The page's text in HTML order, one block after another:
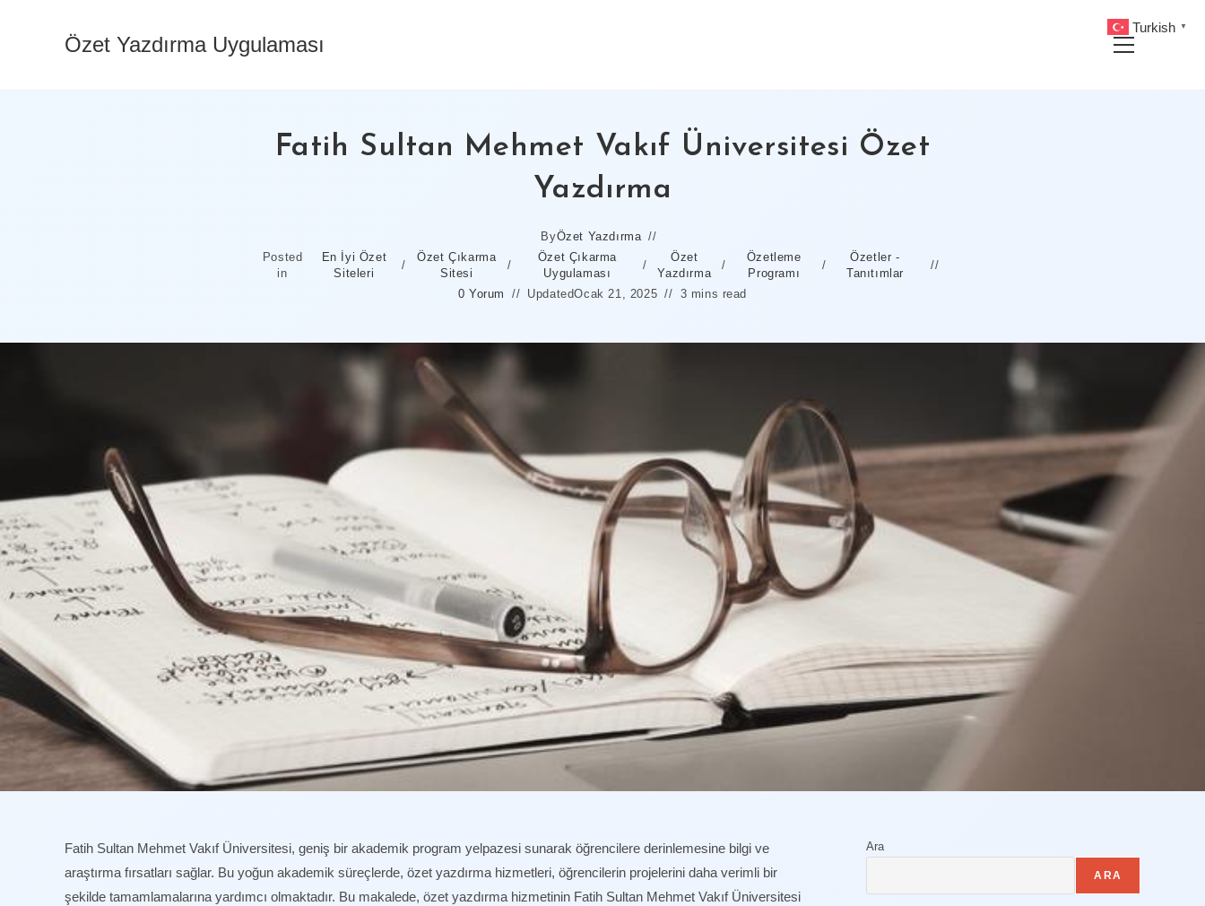
Özet Yazdırma Uygulaması
Main
Fatih Sultan Mehmet Vakıf Üniversitesi Özet
Yazdırma
ByÖzet Yazdırma
Posted
in
En İyi Özet
Siteleri
/
Özet Çıkarma
Sitesi
/
Özet Çıkarma
Uygulaması
/
Özet
Yazdırma
/
Özetleme
Programı
/
Özetler -
Tanıtımlar
0 Yorum
UpdatedOcak 21, 2025 3 mins read
Fatih Sultan Mehmet Vakıf Üniversitesi, geniş bir akademik program yelpazesi sunarak öğrencilere derinlemesine bilgi ve
araştırma fırsatları sağlar. Bu yoğun akademik süreçlerde, özet yazdırma hizmetleri, öğrencilerin projelerini daha verimli bir
şekilde tamamlamalarına yardımcı olmaktadır. Bu makalede, özet yazdırma hizmetinin Fatih Sultan Mehmet Vakıf Üniversitesi
Ara
ARA
Turkish ▼